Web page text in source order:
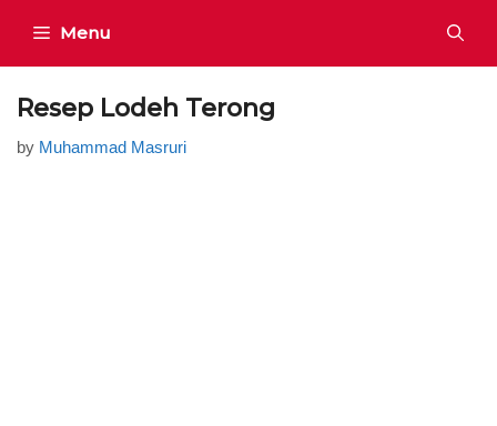
content
Menu
Resep Lodeh Terong
by Muhammad Masruri